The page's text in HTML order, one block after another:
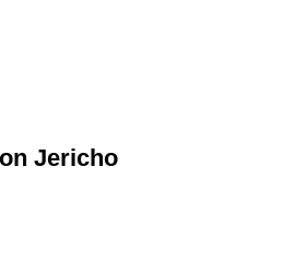
Jericho